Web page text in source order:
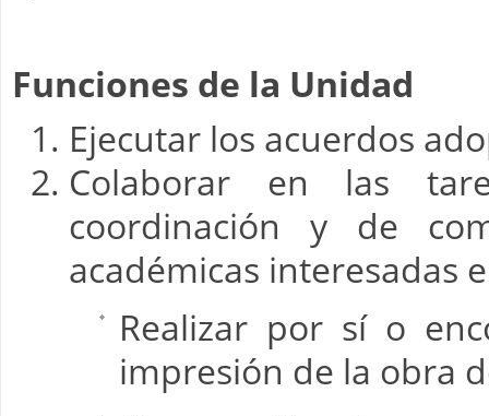
Funciones de la Unidad
Ejecutar los acuerdos
Colaborar en las
coordinación y de
académicas interesadas
Realizar por sí o
impresión de la obra